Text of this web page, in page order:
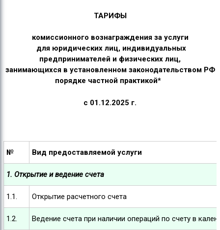
ТАРИФЫ
комиссионного вознаграждения за услуги
для юридических лиц, индивидуальных
предпринимателей и физических лиц,
занимающихся в установленном законодательством РФ
порядке частной практикой*
с 01.12.2025 г.
№ Вид предоставляемой услуги
1. Открытие и ведение счета
1.1. Открытие расчетного счета
1.2. Ведение счета при наличии операций по счету в